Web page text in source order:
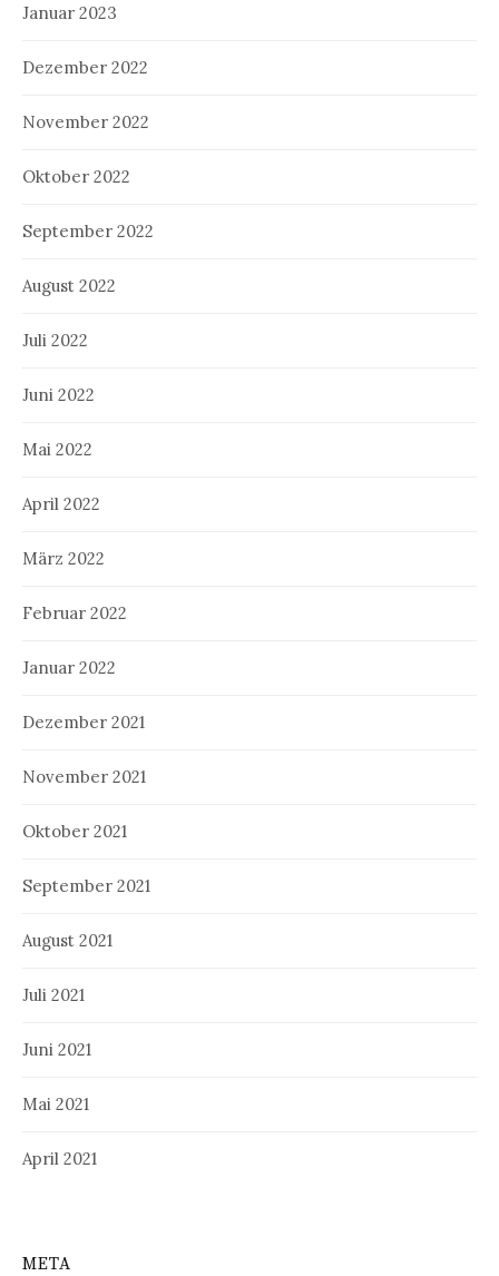
Januar 2023
Dezember 2022
November 2022
Oktober 2022
September 2022
August 2022
Juli 2022
Juni 2022
Mai 2022
April 2022
März 2022
Februar 2022
Januar 2022
Dezember 2021
November 2021
Oktober 2021
September 2021
August 2021
Juli 2021
Juni 2021
Mai 2021
April 2021
META